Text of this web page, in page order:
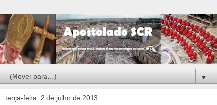
▼
terça-feira, 2 de julho de 2013